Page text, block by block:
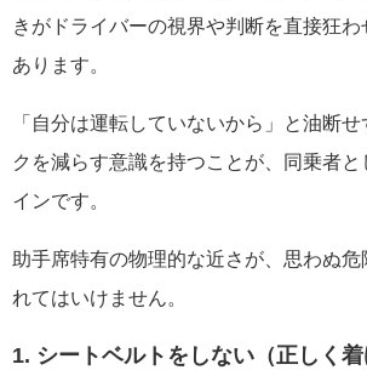
きがドライバーの視界や判断を直接狂
あります。
「自分は運転していないから」と油断
クを減らす意識を持つことが、同乗者と
インです。
助手席特有の物理的な近さが、思わぬ
れてはいけません。
1. シートベルトをしない（正しく着